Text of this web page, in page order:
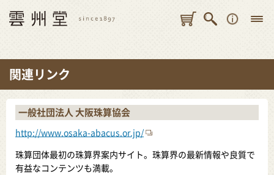
関連リンク
一般社団法人 大阪珠算協会
http://www.osaka-abacus.or.jp/
珠算団体最初の珠算界案内サイト。珠算界の最新情報や良質で
有益なコンテンツも満載。